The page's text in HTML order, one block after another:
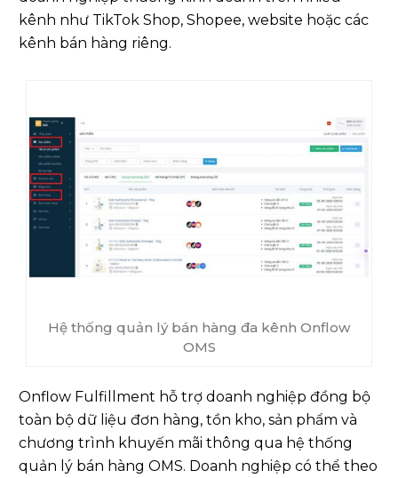
Hệ thống quản lý bán hàng đa kênh Onflow
OMS
Onflow Fulfillment hỗ trợ doanh nghiệp đồng bộ
chương trình khuyến mãi thông qua hệ thống
quản lý bán hàng OMS. Doanh nghiệp có thể theo
tảng duy nhất, giảm rủi ro sai lệch dữ liệu và dễ
dàng kiểm soát vận hành.
Địa chỉ trung tâm hoàn tất đơn hàng Onflow